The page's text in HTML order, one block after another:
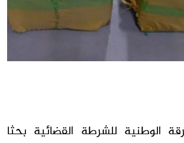
الوطنية للشرطة القضائية بحثا